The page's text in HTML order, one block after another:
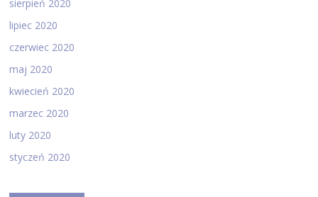
sierpień 2020
lipiec 2020
czerwiec 2020
maj 2020
kwiecień 2020
marzec 2020
luty 2020
styczeń 2020